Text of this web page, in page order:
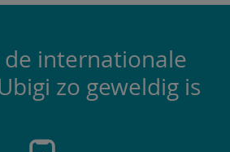
de internationale
zo geweldig is